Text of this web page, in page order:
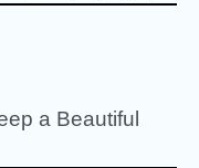
a Beautiful